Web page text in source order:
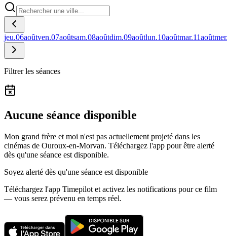
jeu.06aoûtven.07aoûtsam.08aoûtdim.09aoûtlun.10aoûtmar.11août
Filtrer les séances
Aucune séance disponible
Mon grand frère et moi n'est pas actuellement projeté dans les
cinémas de Ouroux-en-Morvan. Téléchargez l'app pour être alerté
dès qu'une séance est disponible.
Soyez alerté dès qu'une séance est disponible
Téléchargez l'app Timepilot et activez les notifications pour ce film
— vous serez prévenu en temps réel.